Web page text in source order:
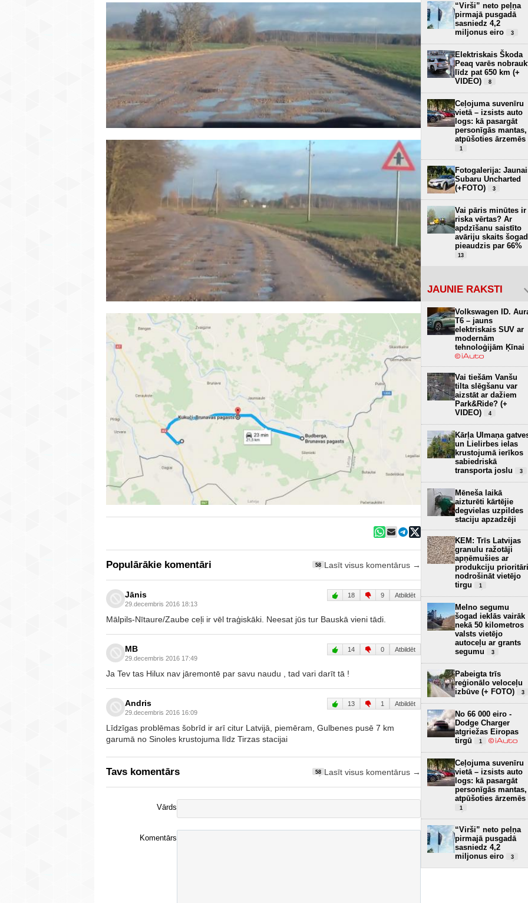
Populārākie komentāri 58 Lasīt visus komentārus →
Jānis
29.decembris 2016 18:13
18 9 Atbildēt
Mālpils-Nītaure/Zaube ceļi ir vēl traģiskāki. Neesat jūs tur Bauskā vieni tādi.
MB
29.decembris 2016 17:49
14 0 Atbildēt
Ja Tev tas Hilux nav jāremontē par savu naudu , tad vari darīt tā !
Andris
29.decembris 2016 16:09
13 1 Atbildēt
Līdzīgas problēmas šobrīd ir arī citur Latvijā, piemēram, Gulbenes pusē 7 km
garumā no Sinoles krustojuma līdz Tirzas stacijai
Tavs komentārs 58 Lasīt visus komentārus →
Vārds
Komentārs
“Virši” neto peļņa
pirmajā pusgadā
sasniedz 4,2
miljonus eiro
3
Elektriskais Škoda
Peaq varēs
līdz pat 650 km (+
VIDEO)
8
Ceļojuma suvenīru
vietā – izsists auto
logs: kā pasargāt
personīgās mantas,
atpūšoties ārzemēs
1
Fotogalerija:
Subaru Uncharted
(+FOTO)
3
Vai pāris minūtes ir
riska vērtas? Ar
apdzīšanu saistīto
avāriju skaits šogad
pieaudzis par 66%
13
JAUNIE RAKSTI
Volkswagen ID.
T6 – jauns
elektriskais SUV ar
modernām
tehnoloģijām Ķīnai
Vai tiešām Vanšu
tilta slēgšanu var
aizstāt ar dažiem
Park&Ride? (+
VIDEO)
4
Kārļa Ulmaņa
un Lielirbes ielas
krustojumā ierīkos
sabiedriskā
transporta joslu
3
Mēneša laikā
aizturēti kārtējie
degvielas uzpildes
staciju apzadzēji
KEM: Trīs Latvijas
granulu ražotāji
apņēmušies ar
produkciju prioritāri
nodrošināt vietējo
tirgu
1
Melno segumu
šogad ieklās vairāk
nekā 50 kilometros
valsts vietējo
autoceļu ar grants
segumu
3
Pabeigta trīs
reģionālo veloceļu
izbūve (+ FOTO)
3
No 66 000 eiro -
Dodge Charger
atgriežas Eiropas
tirgū
1
Ceļojuma suvenīru
vietā – izsists auto
logs: kā pasargāt
personīgās mantas,
atpūšoties ārzemēs
1
“Virši” neto peļņa
pirmajā pusgadā
sasniedz 4,2
miljonus eiro
3